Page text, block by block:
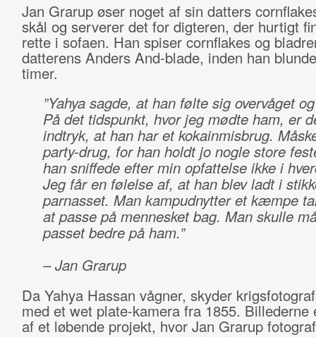
Jan Grarup øser noget af sin datters
skål og serverer det for digteren, der hurtigt
rette i sofaen. Han spiser cornflakes og
datterens Anders And-blade, inden han
timer.
”Yahya sagde, at han følte sig overvåget
På det tidspunkt, hvor jeg mødte ham, er
indtryk, at han har et kokainmisbrug.
party-drug, for han holdt jo nogle store
han sniffede efter min opfattelse ikke i
Jeg får en følelse af, at han blev ladt i
parnasset. Man kampudnytter et kæmpe
at passe på mennesket bag. Man skulle
passet bedre på ham.”
– Jan Grarup
Da Yahya Hassan vågner, skyder
med et wet plate-kamera fra 1855. Billederne
af et løbende projekt, hvor Jan Grarup